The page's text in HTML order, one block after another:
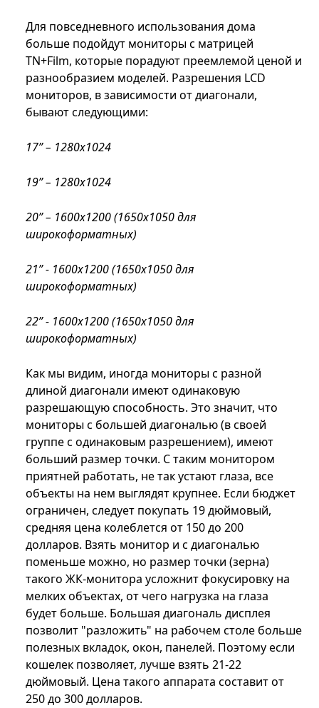
Для повседневного использования дома
больше подойдут мониторы с матрицей
TN+Film, которые порадуют преемлемой ценой и
разнообразием моделей. Разрешения LCD
мониторов, в зависимости от диагонали,
бывают следующими:
17” – 1280x1024
19” – 1280x1024
20” – 1600x1200 (1650x1050 для
широкоформатных)
21” - 1600x1200 (1650x1050 для
широкоформатных)
22” - 1600x1200 (1650x1050 для
широкоформатных)
Как мы видим, иногда мониторы с разной
длиной диагонали имеют одинаковую
разрешающую способность. Это значит, что
мониторы с большей диагональю (в своей
группе с одинаковым разрешением), имеют
больший размер точки. С таким монитором
приятней работать, не так устают глаза, все
объекты на нем выглядят крупнее. Если бюджет
ограничен, следует покупать 19 дюймовый,
средняя цена колеблется от 150 до 200
долларов. Взять монитор и с диагональю
поменьше можно, но размер точки (зерна)
такого ЖК-монитора усложнит фокусировку на
мелких объектах, от чего нагрузка на глаза
будет больше. Большая диагональ дисплея
позволит "разложить" на рабочем столе больше
полезных вкладок, окон, панелей. Поэтому если
кошелек позволяет, лучше взять 21-22
дюймовый. Цена такого аппарата составит от
250 до 300 долларов.